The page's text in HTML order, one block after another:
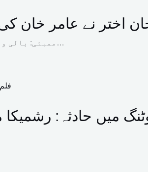
اختر نے عامر خان
ممبئی: بالی ووڈ اداکار، ہدایت کار اور پروڈیوسر فرحان اختر نے عامر خان اور ہدایت…
میں حادثہ: رشمیکا